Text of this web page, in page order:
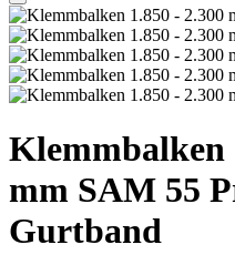
Klemmbalken
mm SAM 55
Gurtband